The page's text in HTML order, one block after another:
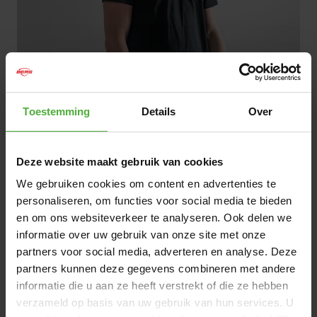
Toestemming Details Over
Deze website maakt gebruik van cookies
We gebruiken cookies om content en advertenties te
personaliseren, om functies voor social media te bieden
en om ons websiteverkeer te analyseren. Ook delen we
informatie over uw gebruik van onze site met onze
partners voor social media, adverteren en analyse. Deze
partners kunnen deze gegevens combineren met andere
informatie die u aan ze heeft verstrekt of die ze hebben
verzameld op basis van uw gebruik van hun services. U
GRATUIT
En rupture de stock
EN RUPTURE DE STOCK
Livraisongratuiteà partir de 50 €
Excellente note clients :9,2/10